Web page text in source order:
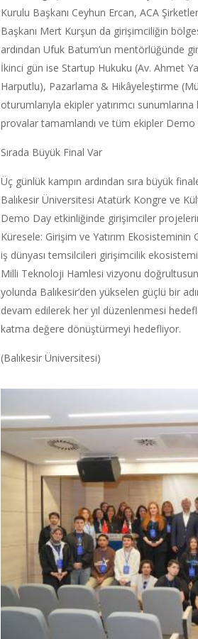
Kurulu Başkanı Ceyhun Ercan, ACA
Başkanı Mert Kurşun da girişimciliğin
ardından Ufuk Batum’un mentörlüğünde
İkinci gün ise Startup Hukuku (Av. Ahmet
Harputlu), Pazarlama & Hikâyeleştirme
oturumlarıyla ekipler yatırımcı
provalar tamamlandı ve tüm ekipler Demo
Sırada Büyük Final Var
Üç günlük kampın ardından sıra büyük
Balıkesir Üniversitesi Atatürk Kongre ve
Demo Day etkinliğinde girişimciler
Küresele: Girişim ve Yatırım Ekosisteminin
iş dünyası temsilcileri girişimcilik
Milli Teknoloji Hamlesi vizyonu
yolunda Balıkesir’den yükselen güçlü bir
devam edilerek her yıl düzenlenmesi
katma değere dönüştürmeyi hedefliyor.
(Balıkesir Üniversitesi)